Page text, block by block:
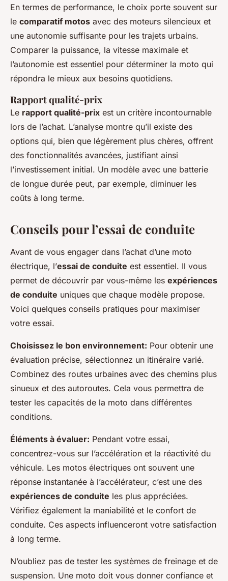
En termes de performance, le choix porte souvent sur
le comparatif motos avec des moteurs silencieux et
une autonomie suffisante pour les trajets urbains.
Comparer la puissance, la vitesse maximale et
l’autonomie est essentiel pour déterminer la moto qui
répondra le mieux aux besoins quotidiens.
Rapport qualité-prix
Le rapport qualité-prix est un critère incontournable
lors de l’achat. L’analyse montre qu’il existe des
options qui, bien que légèrement plus chères, offrent
des fonctionnalités avancées, justifiant ainsi
l’investissement initial. Un modèle avec une batterie
de longue durée peut, par exemple, diminuer les
coûts à long terme.
Conseils pour l’essai de conduite
Avant de vous engager dans l’achat d’une moto
électrique, l’essai de conduite est essentiel. Il vous
permet de découvrir par vous-même les expériences
de conduite uniques que chaque modèle propose.
Voici quelques conseils pratiques pour maximiser
votre essai.
Choisissez le bon environnement: Pour obtenir une
évaluation précise, sélectionnez un itinéraire varié.
Combinez des routes urbaines avec des chemins plus
sinueux et des autoroutes. Cela vous permettra de
tester les capacités de la moto dans différentes
conditions.
Éléments à évaluer: Pendant votre essai,
concentrez-vous sur l’accélération et la réactivité du
véhicule. Les motos électriques ont souvent une
réponse instantanée à l’accélérateur, c’est une des
expériences de conduite les plus appréciées.
Vérifiez également la maniabilité et le confort de
conduite. Ces aspects influenceront votre satisfaction
à long terme.
N’oubliez pas de tester les systèmes de freinage et de
suspension. Une moto doit vous donner confiance et